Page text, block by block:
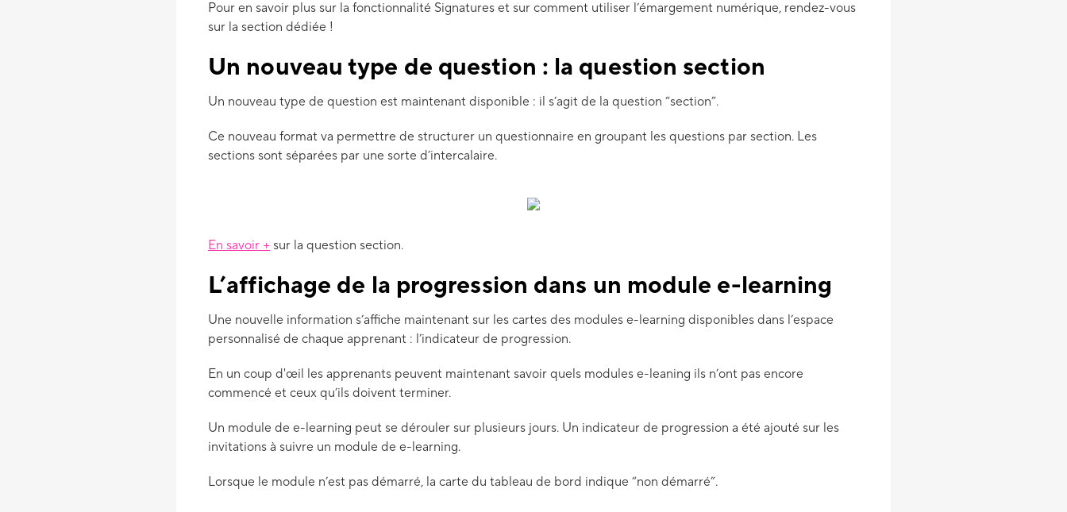
Pour en savoir plus sur la fonctionnalité Signatures et sur comment utiliser l’émargement numérique, rendez-vous
sur la section dédiée !
Un nouveau type de question : la question section
Un nouveau type de question est maintenant disponible : il s’agit de la question “section”.
Ce nouveau format va permettre de structurer un questionnaire en groupant les questions par section. Les
sections sont séparées par une sorte d’intercalaire.
En savoir + sur la question section.
L’affichage de la progression dans un module e-learning
Une nouvelle information s’affiche maintenant sur les cartes des modules e-learning disponibles dans l’espace
personnalisé de chaque apprenant : l’indicateur de progression.
En un coup d'œil les apprenants peuvent maintenant savoir quels modules e-leaning ils n’ont pas encore
commencé et ceux qu’ils doivent terminer.
Un module de e-learning peut se dérouler sur plusieurs jours. Un indicateur de progression a été ajouté sur les
invitations à suivre un module de e-learning.
Lorsque le module n’est pas démarré, la carte du tableau de bord indique “non démarré”.